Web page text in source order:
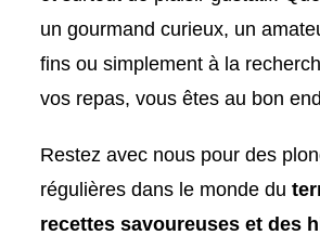
un gourmand curieux, un
fins ou simplement à la
vos repas, vous êtes au bon
Restez avec nous pour des
régulières dans le monde du
recettes savoureuses et des